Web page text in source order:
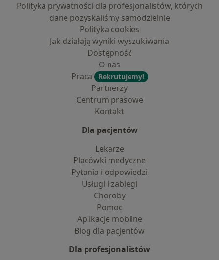
Polityka prywatności dla profesjonalistów, których
dane pozyskaliśmy samodzielnie
Polityka cookies
Jak działają wyniki wyszukiwania
Dostępność
O nas
Praca
Rekrutujemy!
Partnerzy
Centrum prasowe
Kontakt
Dla pacjentów
Lekarze
Placówki medyczne
Pytania i odpowiedzi
Usługi i zabiegi
Choroby
Pomoc
Aplikacje mobilne
Blog dla pacjentów
Dla profesjonalistów